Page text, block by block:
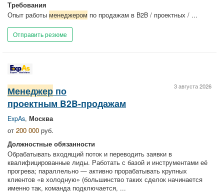
Требования
Опыт работы менеджером по продажам в B2B / проектных / ...
Отправить резюме
3 августа 2026
Менеджер по
проектным B2B-продажам
ExpAs, Москва
от 200 000 руб.
Должностные обязанности
Обрабатывать входящий поток и переводить заявки в
квалифицированные лиды. Работать с базой и инструментами её
прогрева; параллельно — активно прорабатывать крупных
клиентов «в холодную» (большинство таких сделок начинается
именно так, команда подключается, ...